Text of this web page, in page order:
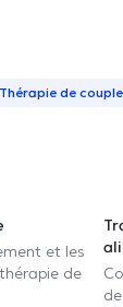
Thérapie de couple
et les
de